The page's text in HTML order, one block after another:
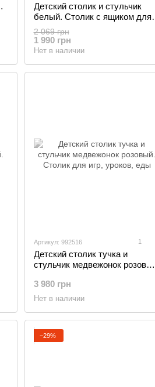
Детский столик и стульчик
белый. Столик с ящиком для
карандашей и разукрашек,
Белый
2 069 грн
1 990 грн
Нет в наличии
Артикул: 992516 1
Детский столик тучка и
стульчик медвежонок розовый.
Розовый
3 980 грн
Нет в наличии
−29%